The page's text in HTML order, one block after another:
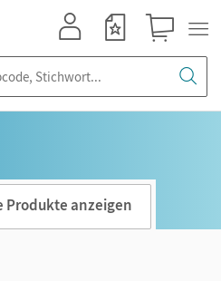
Produkte anzeigen